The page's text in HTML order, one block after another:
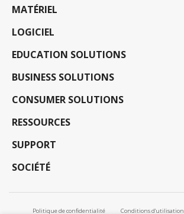
MATÉRIEL
LOGICIEL
EDUCATION SOLUTIONS
BUSINESS SOLUTIONS
CONSUMER SOLUTIONS
RESSOURCES
SUPPORT
SOCIÉTÉ
Politique de confidentialité Conditions d'utilisation